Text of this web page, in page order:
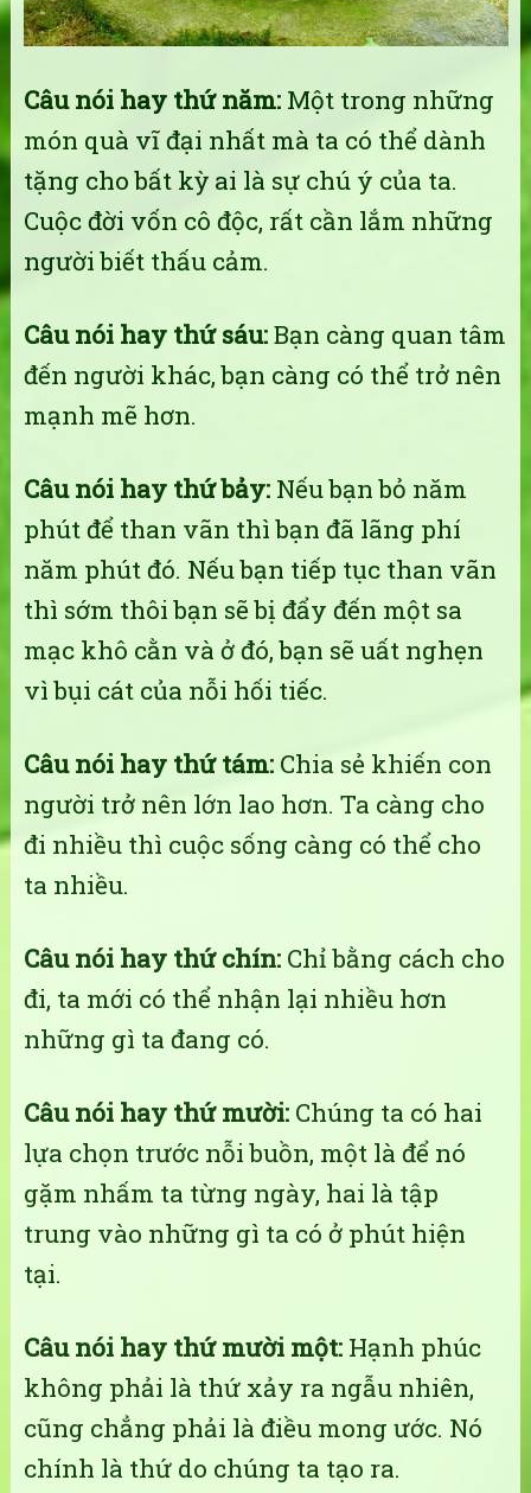
Câu nói hay thứ năm:Một trong những
món quà vĩ đại nhất mà ta có thể dành
tặng cho bất kỳ ai là sự chú ý của ta.
Cuộc đời vốn cô độc, rất cần lắm những
người biết thấu cảm.
Câu nói hay thứ sáu:Bạn càng quan tâm
đến người khác, bạn càng có thể trở nên
mạnh mẽ hơn.
Câu nói hay thứ bảy:Nếu bạn bỏ năm
phút để than vãn thì bạn đã lãng phí
năm phút đó. Nếu bạn tiếp tục than vãn
thì sớm thôi bạn sẽ bị đẩy đến một sa
mạc khô cằn và ở đó, bạn sẽ uất nghẹn
vì bụi cát của nỗi hối tiếc.
Câu nói hay thứ tám:Chia sẻ khiến con
người trở nên lớn lao hơn. Ta càng cho
đi nhiều thì cuộc sống càng có thể cho
ta nhiều.
Câu nói hay thứ chín:Chỉ bằng cách cho
đi, ta mới có thể nhận lại nhiều hơn
những gì ta đang có.
Câu nói hay thứ mười:Chúng ta có hai
lựa chọn trước nỗi buồn, một là để nó
gặm nhấm ta từng ngày, hai là tập
trung vào những gì ta có ở phút hiện
tại.
Câu nói hay thứ mười một:Hạnh phúc
không phải là thứ xảy ra ngẫu nhiên,
cũng chẳng phải là điều mong ước. Nó
chính là thứ do chúng ta tạo ra.